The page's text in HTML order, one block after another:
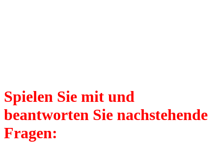
Spielen Sie mit und
beantworten Sie nachstehende
Fragen: